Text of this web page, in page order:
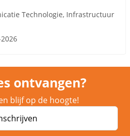
Technologie, Infrastructuur
ontvangen?
blijf op de hoogte!